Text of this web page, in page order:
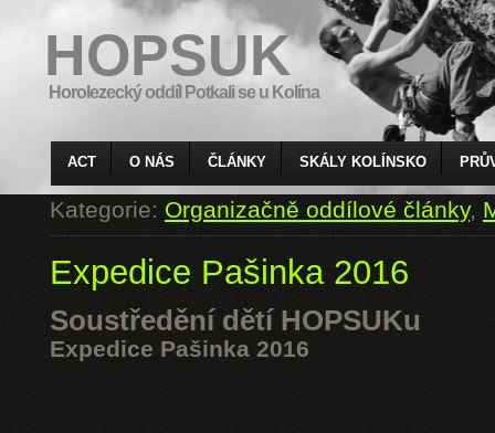
HOPSUK
Horolezecký oddíl Potkali se u Kolína
ACT O NÁS ČLÁNKY SKÁLY KOLÍNSKO
Kategorie:Organizačně oddílové články,
Expedice Pašinka 2016
Soustředění dětí HOPSUKu
Expedice Pašinka 2016